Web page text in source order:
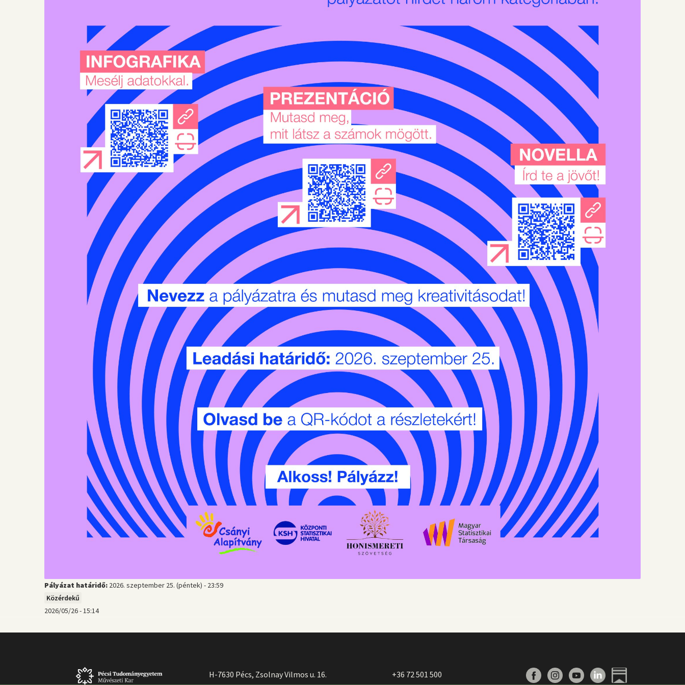
Pályázat határidő: 2026. szeptember 25. (péntek) - 23:59
Közérdekű
2026/05/26 - 15:14
H-7630 Pécs, Zsolnay Vilmos u. 16. +36 72 501 500